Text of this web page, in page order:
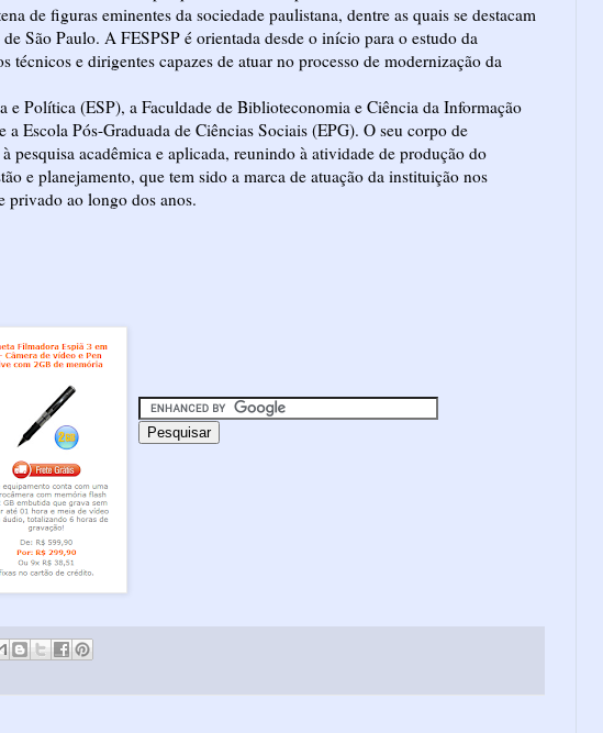
de figuras eminentes da sociedade paulistana, dentre as quais se destacam
São Paulo. A FESPSP é orientada desde o início para o estudo da
técnicos e dirigentes capazes de atuar no processo de modernização da
e Política (ESP), a Faculdade de Biblioteconomia e Ciência da Informação
Escola Pós-Graduada de Ciências Sociais (EPG). O seu corpo de
pesquisa acadêmica e aplicada, reunindo à atividade de produção do
e planejamento, que tem sido a marca de atuação da instituição nos
privado ao longo dos anos.